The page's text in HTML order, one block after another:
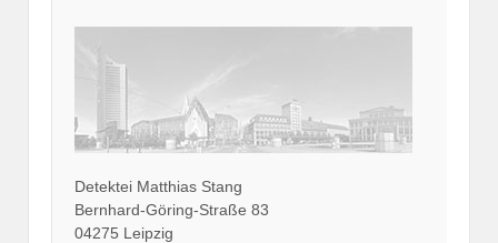
Detektei Matthias Stang
Bernhard-Göring-Straße 83
04275 Leipzig